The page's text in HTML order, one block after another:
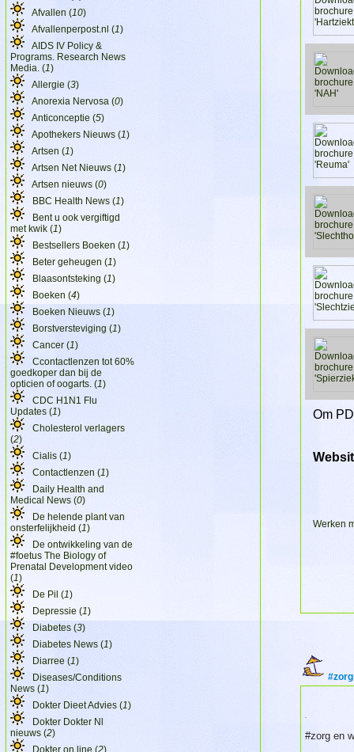
Afvallen (10)
Afvallenperpost.nl (1)
AIDS IV Policy &
Programs. Research News
Media. (1)
Allergie (3)
Anorexia Nervosa (0)
Anticonceptie (5)
Apothekers Nieuws (1)
Artsen (1)
Artsen Net Nieuws (1)
Artsen nieuws (0)
BBC Health News (1)
Bent u ook vergiftigd
met kwik (1)
Bestsellers Boeken (1)
Beter geheugen (1)
Blaasontsteking (1)
Boeken (4)
Boeken Nieuws (1)
Borstversteviging (1)
Cancer (1)
Ccontactlenzen tot 60%
goedkoper dan bij de
opticien of oogarts. (1)
CDC H1N1 Flu
Updates (1)
Cholesterol verlagers
(2)
Cialis (1)
Contactlenzen (1)
Daily Health and
Medical News (0)
De helende plant van
onsterfelijkheid (1)
De ontwikkeling van de
#foetus The Biology of
Prenatal Development video
(1)
De Pil (1)
Depressie (1)
Diabetes (3)
Diabetes News (1)
Diarree (1)
Diseases/Conditions
News (1)
Dokter Dieet Advies (1)
Dokter Dokter Nl
nieuws (2)
Dokter on line (2)
Om
Werken
#zorg en